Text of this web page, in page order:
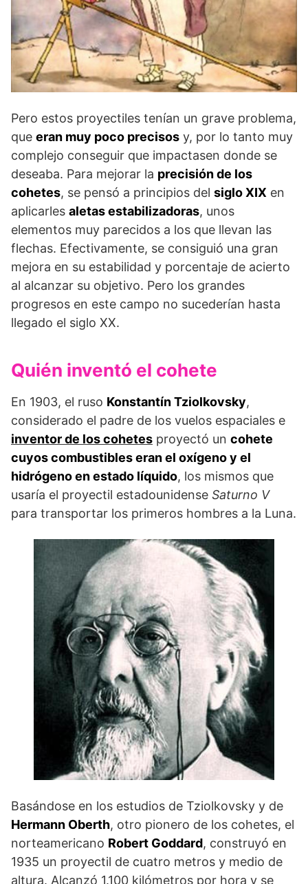
Pero estos proyectiles tenían un grave problema,
que eran muy poco precisos y, por lo tanto muy
complejo conseguir que impactasen donde se
deseaba. Para mejorar la precisión de los
cohetes, se pensó a principios del siglo XIX en
aplicarles aletas estabilizadoras, unos
elementos muy parecidos a los que llevan las
flechas. Efectivamente, se consiguió una gran
mejora en su estabilidad y porcentaje de acierto
al alcanzar su objetivo. Pero los grandes
progresos en este campo no sucederían hasta
llegado el siglo XX.
Quién inventó el cohete
En 1903, el ruso Konstantín Tziolkovsky,
considerado el padre de los vuelos espaciales e
inventor de los cohetes proyectó un cohete
cuyos combustibles eran el oxígeno y el
hidrógeno en estado líquido, los mismos que
usaría el proyectil estadounidense Saturno V
para transportar los primeros hombres a la Luna.
Basándose en los estudios de Tziolkovsky y de
Hermann Oberth, otro pionero de los cohetes, el
norteamericano Robert Goddard, construyó en
1935 un proyectil de cuatro metros y medio de
altura. Alcanzó 1.100 kilómetros por hora y se